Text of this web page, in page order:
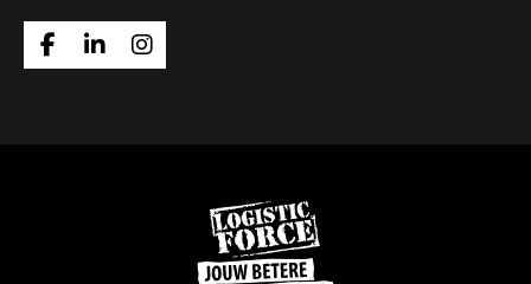
Ga
Ga
Ga
Ga
naar
de